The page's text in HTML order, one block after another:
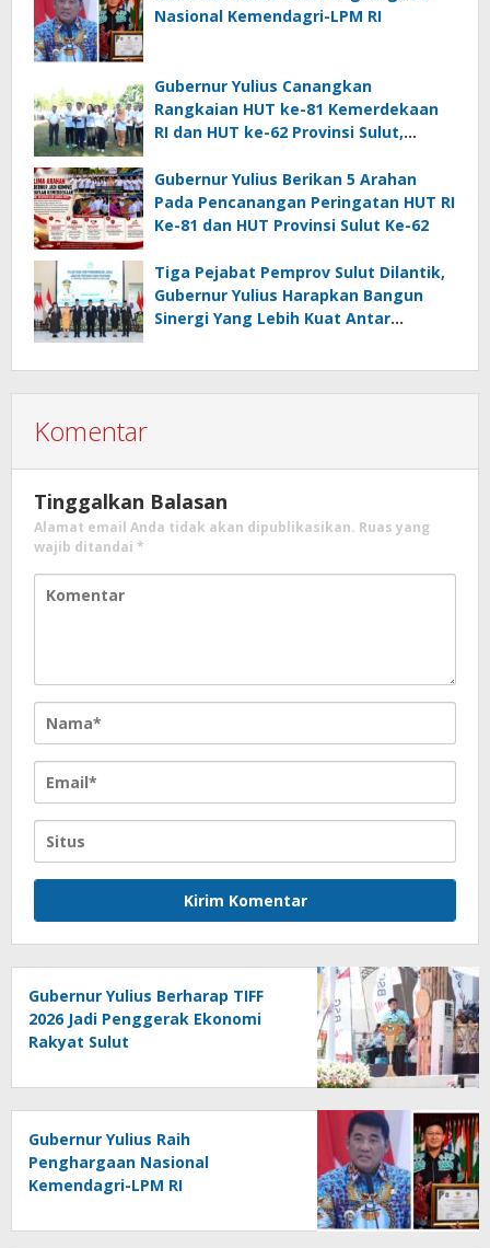
Nasional Kemendagri-LPM RI
Gubernur Yulius Canangkan
Rangkaian HUT ke-81 Kemerdekaan
RI dan HUT ke-62 Provinsi Sulut,
Gubernur Yulius Berikan 5 Arahan
Pada Pencanangan Peringatan HUT RI
Ke-81 dan HUT Provinsi Sulut Ke-62
Tiga Pejabat Pemprov Sulut Dilantik,
Gubernur Yulius Harapkan Bangun
Sinergi Yang Lebih Kuat Antar
Komentar
Tinggalkan Balasan
Alamat email Anda tidak akan dipublikasikan. Ruas yang
wajib ditandai *
Gubernur Yulius Berharap TIFF
2026 Jadi Penggerak Ekonomi
Rakyat Sulut
Gubernur Yulius Raih
Penghargaan Nasional
Kemendagri-LPM RI